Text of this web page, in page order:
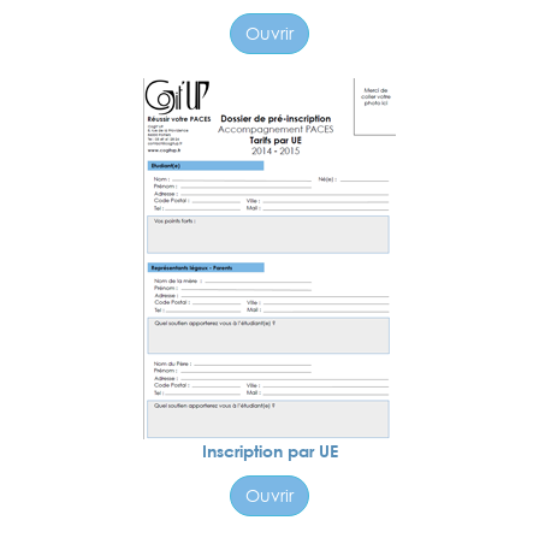
Ouvrir
Inscription par UE
Ouvrir